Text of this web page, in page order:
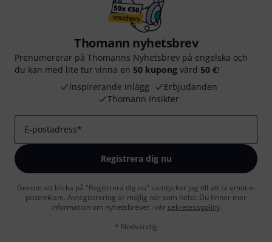
Thomann nyhetsbrev
Prenumererar på Thomanns Nyhetsbrev på engelska och
du kan med lite tur vinna en 50 kupong värd 50 €!
Inspirerande inlägg
Erbjudanden
Thomann Insikter
E-postadress*
Registrera dig nu
Genom att klicka på "Registrera dig nu" samtycker jag till att ta emot e-
postreklam. Avregistrering är möjlig när som helst. Du finner mer
information om nyhetsbrevet i vår sekretesspolicy.
* Nödvändig